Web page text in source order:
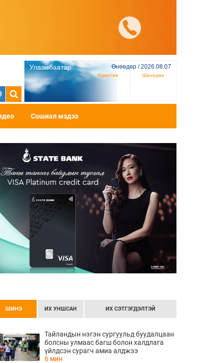
Улаанбаатар Өнөөдөр / 2026.08.07
Өдөртөө Шөнөдөө
Сошиал мэдээ
ШИНЭ ИХ УНШСАН ИХ СЭТГЭГДЭЛТЭЙ
Тайландын нэгэн сургуульд буудалцаан
болсны улмаас багш болон халдлага
үйлдсэн сурагч амиа алджээ
6 мин